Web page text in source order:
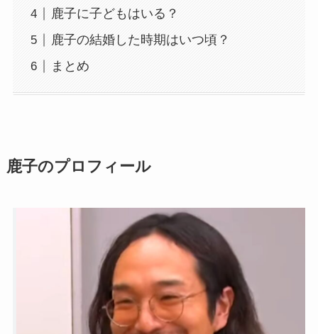
鹿子に子どもはいる？
鹿子の結婚した時期はいつ頃？
まとめ
鹿子のプロフィール